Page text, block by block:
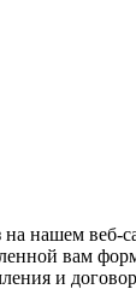
на нашем веб-
вам
и